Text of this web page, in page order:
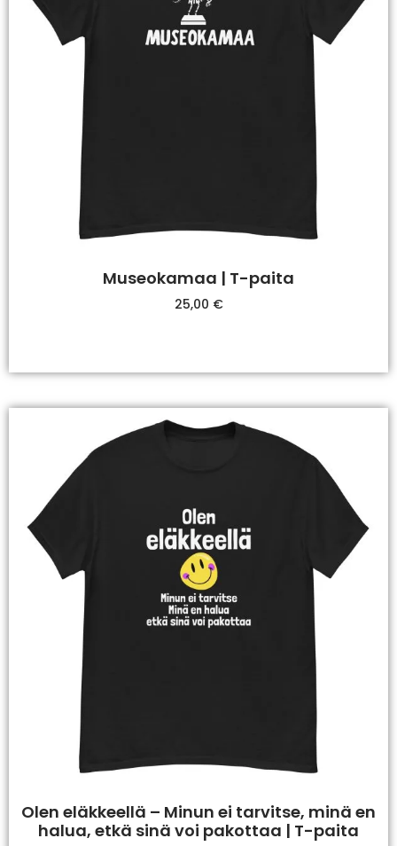
Museokamaa | T-paita
25,00 €
Olen eläkkeellä – Minun ei tarvitse, minä en
halua, etkä sinä voi pakottaa | T-paita